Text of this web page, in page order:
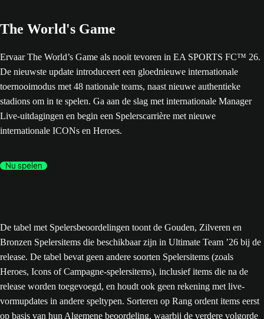
The World's Game
Ervaar The World’s Game als nooit tevoren in EA SPORTS FC™ 26.
De nieuwste update introduceert een gloednieuwe internationale
toernooimodus met 48 nationale teams, naast nieuwe authentieke
stadions om in te spelen. Ga aan de slag met internationale Manager
Live-uitdagingen en begin een Spelerscarrière met nieuwe
internationale ICONs en Heroes.
Nu spelen
De tabel met Spelersbeoordelingen toont de Gouden, Zilveren en
Bronzen Spelersitems die beschikbaar zijn in Ultimate Team ’26 bij de
release. De tabel bevat geen andere soorten Spelersitems (zoals
Heroes, Icons of Campagne-spelersitems), inclusief items die na de
release worden toegevoegd, en houdt ook geen rekening met live-
vormupdates in andere speltypen. Sorteren op Rang ordent items eerst
op basis van hun Algemene beoordeling, waarbij de verdere volgorde